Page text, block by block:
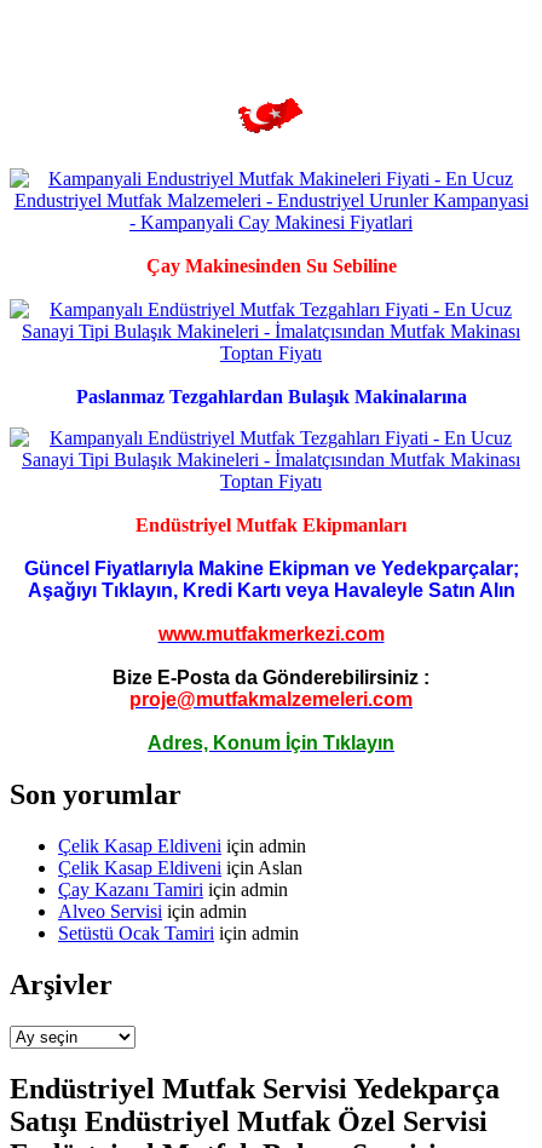
Çay Makinesinden Su Sebiline
Paslanmaz Tezgahlardan Bulaşık Makinalarına
Endüstriyel Mutfak Ekipmanları
Güncel Fiyatlarıyla Makine Ekipman ve Yedekparçalar;
Aşağıyı Tıklayın, Kredi Kartı veya Havaleyle Satın Alın
www.mutfakmerkezi.com
Bize E-Posta da Gönderebilirsiniz :
proje@mutfakmalzemeleri.com
Adres, Konum İçin Tıklayın
Son yorumlar
Çelik Kasap Eldiveni için admin
Çelik Kasap Eldiveni için Aslan
Çay Kazanı Tamiri için admin
Alveo Servisi için admin
Setüstü Ocak Tamiri için admin
Arşivler
Arşivler
Endüstriyel Mutfak Servisi Yedekparça
Satışı Endüstriyel Mutfak Özel Servisi